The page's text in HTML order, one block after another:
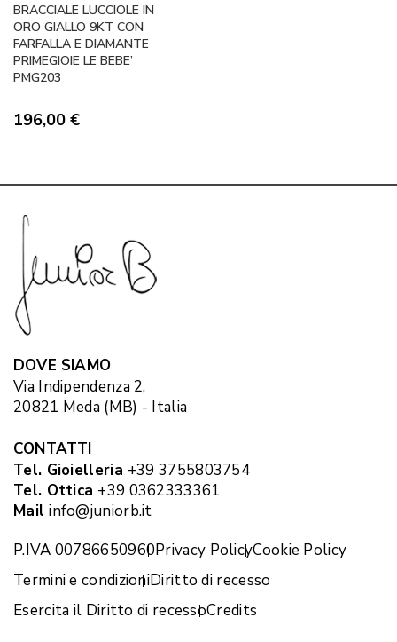
BRACCIALE LUCCIOLE IN
ORO GIALLO 9KT CON
FARFALLA E DIAMANTE
PRIMEGIOIE LE BEBE’
PMG203
196,00 €
DOVE SIAMO
Via Indipendenza 2,
20821 Meda (MB) - Italia
CONTATTI
Tel. Gioielleria +39 3755803754
Tel. Ottica +39 0362333361
Mail info@juniorb.it
P.IVA 00786650960Privacy PolicyCookie Policy
Termini e condizioniDiritto di recesso
Esercita il Diritto di recessoCredits